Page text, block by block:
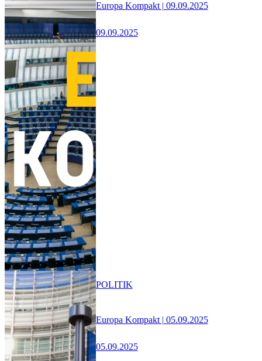
Europa Kompakt | 09.09.2025
09.09.2025
Europa Kompakt | 05.09.2025
05.09.2025
POLITIK